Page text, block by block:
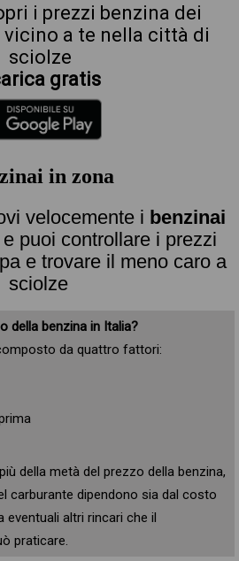
i prezzi benzina dei
a te nella città di
sciolze
gratis
in zona
velocemente i benzinai
e puoi controllare i prezzi
e trovare il meno caro a
sciolze
della benzina in Italia?
da quattro fattori:
della metà del prezzo della benzina,
carburante dipendono sia dal costo
eventuali altri rincari che il
praticare.